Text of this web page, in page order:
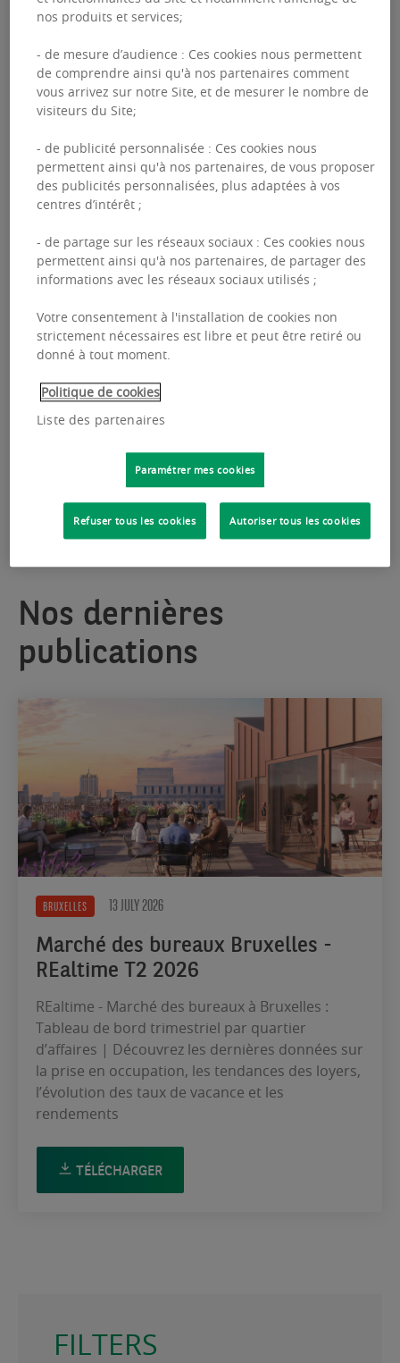
RESTONS EN CONTACT
publications et nos études.
INSCRIVEZ-VOUS
Nos dernières
publications
BRUXELLES 13 JULY 2026
Marché des bureaux Bruxelles -
REaltime T2 2026
REaltime - Marché des bureaux à Bruxelles :
Tableau de bord trimestriel par quartier
d’affaires | Découvrez les dernières données sur
la prise en occupation, les tendances des loyers,
l’évolution des taux de vacance et les
rendements
TÉLÉCHARGER
FILTERS
nos produits et services;
- de mesure d’audience : Ces cookies nous permettent
de comprendre ainsi qu'à nos partenaires comment
vous arrivez sur notre Site, et de mesurer le nombre de
visiteurs du Site;
- de publicité personnalisée : Ces cookies nous
permettent ainsi qu'à nos partenaires, de vous proposer
des publicités personnalisées, plus adaptées à vos
centres d’intérêt ;
- de partage sur les réseaux sociaux : Ces cookies nous
permettent ainsi qu'à nos partenaires, de partager des
informations avec les réseaux sociaux utilisés ;
Votre consentement à l'installation de cookies non
strictement nécessaires est libre et peut être retiré ou
donné à tout moment.
Politique de cookies
Liste des partenaires
Paramétrer mes cookies
Refuser tous les cookies Autoriser tous les cookies